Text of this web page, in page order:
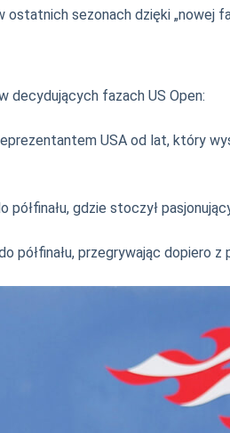
ostatnich sezonach dzięki „nowej
decydujących fazach US Open:
USA od lat, który
półfinału, gdzie stoczył
półfinału, przegrywając dopiero z